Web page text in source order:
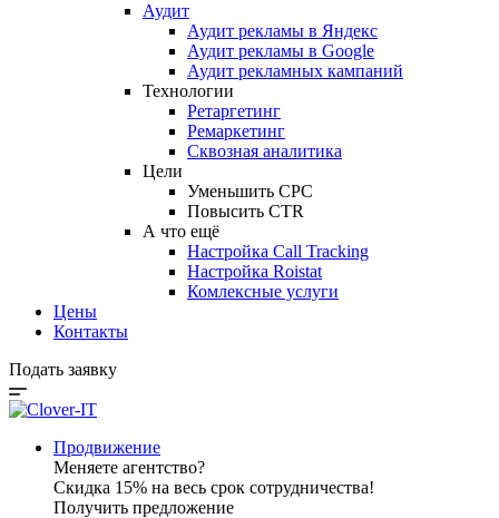
Аудит
Аудит рекламы в Яндекс
Аудит рекламы в Google
Аудит рекламных кампаний
Технологии
Ретаргетинг
Ремаркетинг
Сквозная аналитика
Цели
Уменьшить CPC
Повысить CTR
А что ещё
Настройка Call Tracking
Настройка Roistat
Комлексные услуги
Цены
Контакты
Подать заявку
Продвижение
Меняете агентство?
Скидка 15% на весь срок сотрудничества!
Получить предложение